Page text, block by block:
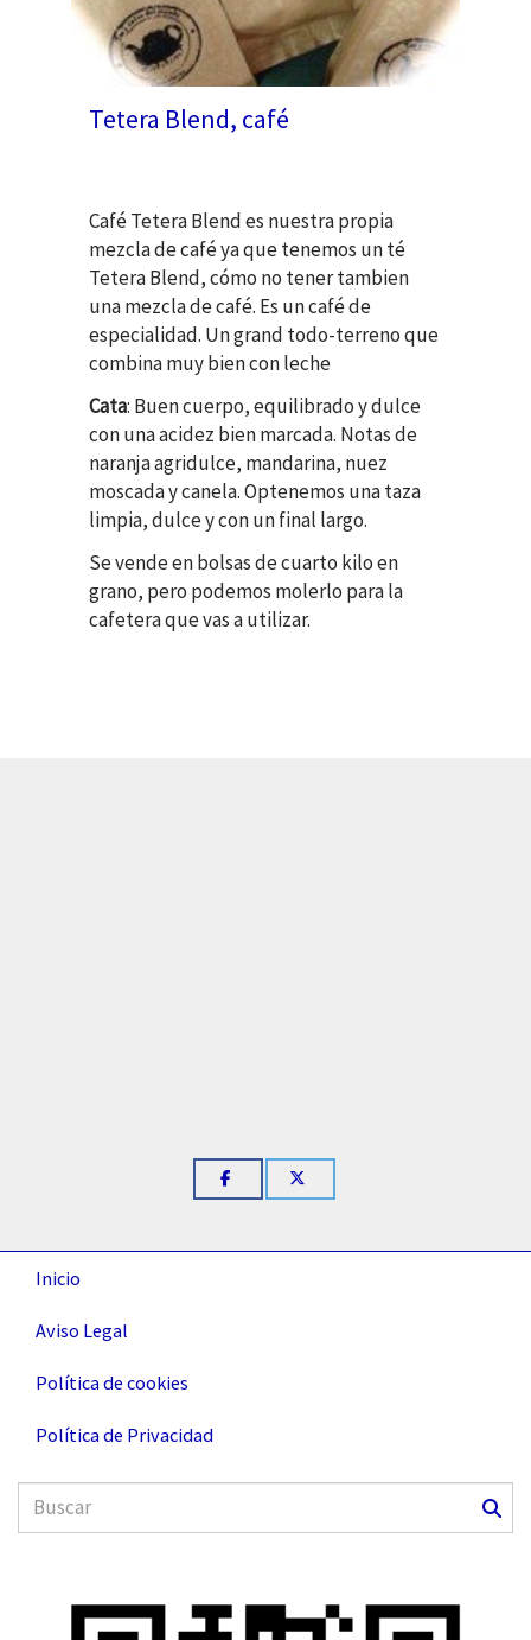
Tetera Blend, café
Café Tetera Blend es nuestra propia
mezcla de café ya que tenemos un té
Tetera Blend, cómo no tener tambien
una mezcla de café. Es un café de
especialidad. Un grand todo-terreno que
combina muy bien con leche
Cata: Buen cuerpo, equilibrado y dulce
con una acidez bien marcada. Notas de
naranja agridulce, mandarina, nuez
moscada y canela. Optenemos una taza
limpia, dulce y con un final largo.
Se vende en bolsas de cuarto kilo en
grano, pero podemos molerlo para la
cafetera que vas a utilizar.
Inicio
Aviso Legal
Política de cookies
Política de Privacidad